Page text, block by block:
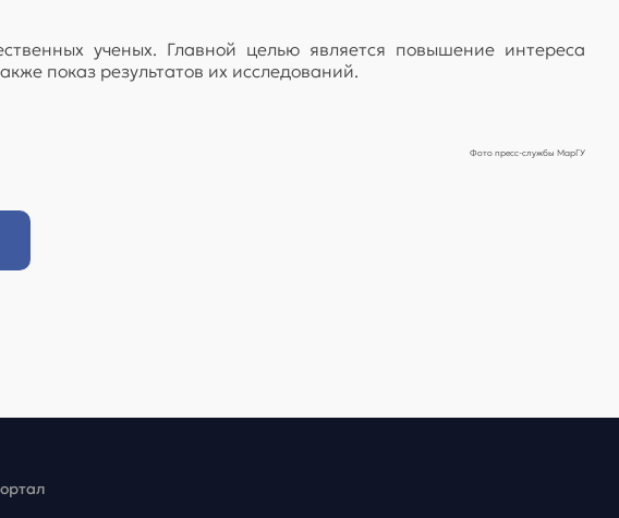
ученых. Главной целью является повышение интереса
показ результатов их исследований.
Фото пресс-службы МарГУ